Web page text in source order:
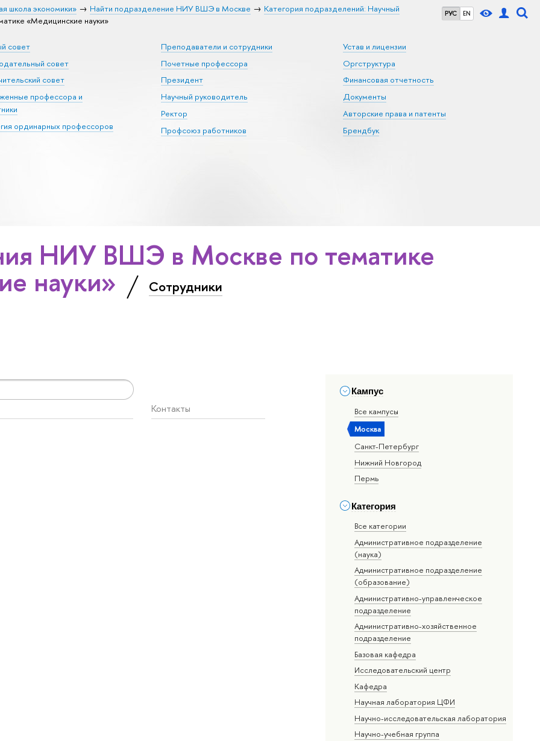
РУС EN
школа экономики» Найти подразделение НИУ ВШЭ в Москве
Категория подразделений: Научный
«Медицинские науки»
совет
совет
совет
профессора и
ординарных профессоров
Преподаватели и сотрудники
Почетные профессора
Президент
Научный руководитель
Ректор
Профсоюз работников
Устав и лицензии
Оргструктура
Финансовая отчетность
Документы
Авторские права и патенты
Брендбук
НИУ ВШЭ в Москве по тематике
науки» Сотрудники
Кампус
Все кампусы
Москва
Санкт-Петербург
Нижний Новгород
Пермь
Категория
Все категории
Административное подразделение
(наука)
Административное подразделение
(образование)
Административно-управленческое
подразделение
Административно-хозяйственное
подразделение
Базовая кафедра
Исследовательский центр
Кафедра
Научная лаборатория ЦФИ
Научно-исследовательская лаборатория
Научно-учебная группа
Контакты